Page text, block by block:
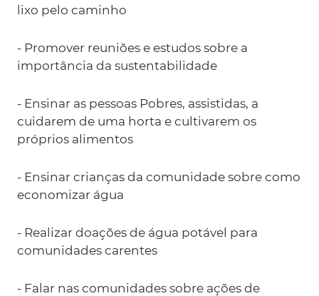
lixo pelo caminho
- Promover reuniões e estudos sobre a
importância da sustentabilidade
- Ensinar as pessoas Pobres, assistidas, a
cuidarem de uma horta e cultivarem os
próprios alimentos
- Ensinar crianças da comunidade sobre como
economizar água
- Realizar doações de água potável para
comunidades carentes
- Falar nas comunidades sobre ações de